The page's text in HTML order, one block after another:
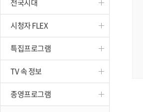
전국시대
시청자 FLEX
특집프로그램
TV 속 정보
종영프로그램